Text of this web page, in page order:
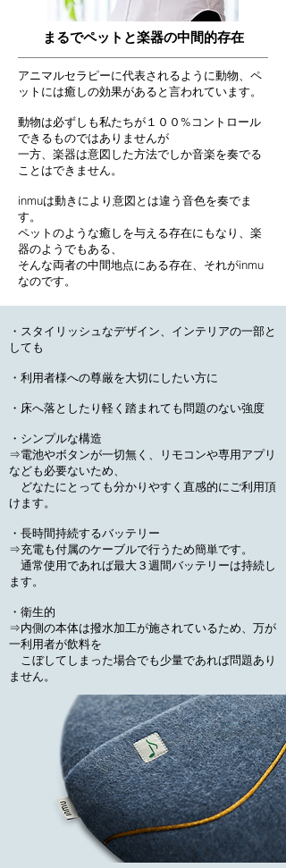
まるでペットと楽器の中間的存在
アニマルセラピーに代表されるように動物、ペ
ットには癒しの効果があると言われています。
動物は必ずしも私たちが１００%コントロール
できるものではありませんが
一方、楽器は意図した方法でしか音楽を奏でる
ことはできません。
inmuは動きにより意図とは違う音色を奏でま
す。
ペットのような癒しを与える存在にもなり、楽
器のようでもある、
そんな両者の中間地点にある存在、それがinmu
なのです。
・スタイリッシュなデザイン、インテリアの一部と
しても
・利用者様への尊厳を大切にしたい方に
・床へ落としたり軽く踏まれても問題のない強度
・シンプルな構造
⇒電池やボタンが一切無く、リモコンや専用アプリ
なども必要ないため、
どなたにとっても分かりやすく直感的にご利用頂
けます。
・長時間持続するバッテリー
⇒充電も付属のケーブルで行うため簡単です。
通常使用であれば最大３週間バッテリーは持続し
ます。
・衛生的
⇒内側の本体は撥水加工が施されているため、万が
一利用者が飲料を
こぼしてしまった場合でも少量であれば問題あり
ません。